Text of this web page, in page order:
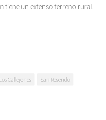
tiene un extenso terreno rural.
Los Callejones
San Rosendo